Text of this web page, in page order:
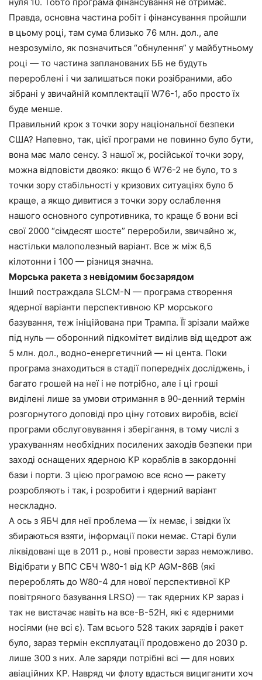
Правда, основна частина робіт і фінансування пройшли
в цьому році, там сума близько 76 млн. дол., але
незрозуміло, як позначиться “обнулення” у майбутньому
році — то частина запланованих ББ не будуть
перероблені і чи залишаться поки розібраними, або
зібрані у звичайній комплектації W76-1, або просто їх
буде менше.
Правильний крок з точки зору національної безпеки
США? Напевно, так, цієї програми не повинно було бути,
вона має мало сенсу. З нашої ж, російської точки зору,
можна відповісти двояко: якщо б W76-2 не було, то з
точки зору стабільності у кризових ситуаціях було б
краще, а якщо дивитися з точки зору ослаблення
нашого основного супротивника, то краще б вони всі
свої 2000 “сімдесят шосте” переробили, звичайно ж,
настільки малополезный варіант. Все ж між 6,5
кілотонни і 100 — різниця значна.
Морська ракета з невідомим боєзарядом
Інший постраждала SLCM-N — програма створення
ядерної варіанти перспективною КР морського
базування, теж ініційована при Трампа. Її зрізали майже
під нуль — оборонний підкомітет виділив від щедрот аж
5 млн. дол., водно-енергетичний — ні цента. Поки
програма знаходиться в стадії попередніх досліджень, і
багато грошей на неї і не потрібно, але і ці гроші
виділені лише за умови отримання в 90-денний термін
розгорнутого доповіді про ціну готових виробів, всієї
програми обслуговування і зберігання, в тому числі з
урахуванням необхідних посилених заходів безпеки при
заході оснащених ядерною КР кораблів в закордонні
бази і порти. З цією програмою все ясно — ракету
розробляють і так, і розробити і ядерний варіант
нескладно.
А ось з ЯБЧ для неї проблема — їх немає, і звідки їх
збираються взяти, інформації поки немає. Старі були
ліквідовані ще в 2011 р., нові провести зараз неможливо.
Відібрати у ВПС СБЧ W80-1 від КР AGM-86B (які
перероблять до W80-4 для нової перспективної КР
повітряного базування LRSO) — так ядерних КР зараз і
так не вистачає навіть на все-В-52Н, які є ядерними
носіями (не всі є). Там всього 528 таких зарядів і ракет
було, зараз термін експлуатації продовжено до 2030 р.
лише 300 з них. Але заряди потрібні всі — для нових
авіаційних КР. Навряд чи флоту вдасться вициганити хоч